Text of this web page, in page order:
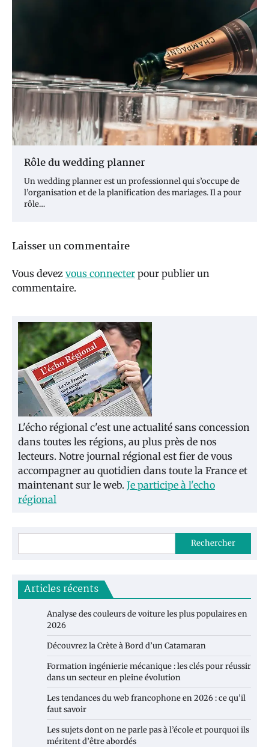
Rôle du wedding planner
Un wedding planner est un professionnel qui s’occupe de
l’organisation et de la planification des mariages. Il a pour
rôle…
Laisser un commentaire
Vous devez vous connecter pour publier un
commentaire.
L'écho régional c'est une actualité sans concession
dans toutes les régions, au plus près de nos
lecteurs. Notre journal régional est fier de vous
accompagner au quotidien dans toute la France et
maintenant sur le web. Je participe à l'echo
régional
Rechercher
Articles récents
Analyse des couleurs de voiture les plus populaires en
2026
Découvrez la Crète à Bord d’un Catamaran
Formation ingénierie mécanique : les clés pour réussir
dans un secteur en pleine évolution
Les tendances du web francophone en 2026 : ce qu’il
faut savoir
Les sujets dont on ne parle pas à l’école et pourquoi ils
méritent d’être abordés